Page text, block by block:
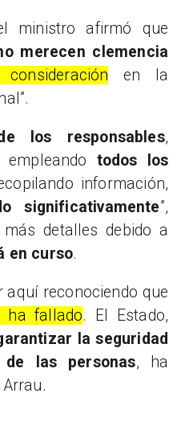
ministro afirmó que
merecen clemencia
en la
los responsables,
todos los
información,
significativamente”,
detalles debido a
en curso.
aquí reconociendo que
ha fallado. El Estado,
la seguridad
las personas, ha